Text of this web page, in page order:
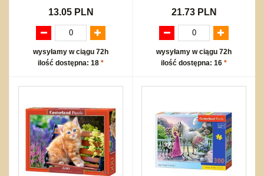
13.05 PLN
wysyłamy w ciągu 72h
ilość dostępna: 18 *
21.73 PLN
wysyłamy w ciągu 72h
ilość dostępna: 16 *